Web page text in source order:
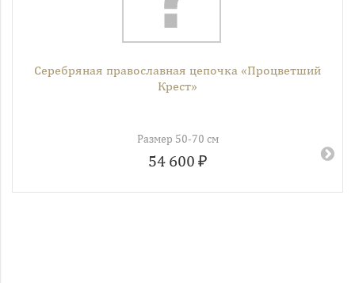
Серебряная православная цепочка «Процветший
Крест»
Размер 50-70 см
54 600 ₽